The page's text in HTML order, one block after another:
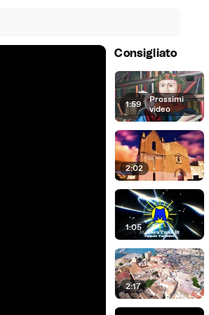
Consigliato
1:59 | Prossimi
video
2:02
1:05
2:17